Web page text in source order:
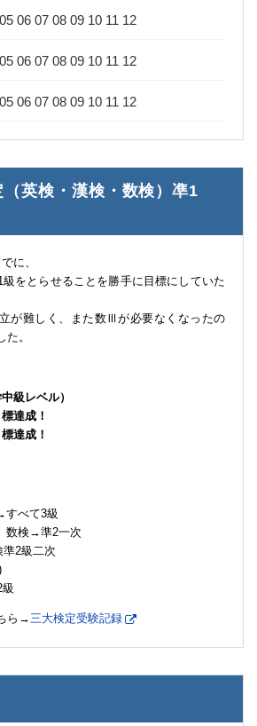
05 06 07 08 09 10 11 12
05 06 07 08 09 10 11 12
05 06 07 08 09 10 11 12
（英検・漢検・数検）凖1
に、
をとらせることを勝手に目標にしていた
が難しく、また数Ⅲが必要なくなったの
。
級レベル）
達成！
達成！
すべて3級
検→準2一次
2級二次
ら→三大検定受験記録